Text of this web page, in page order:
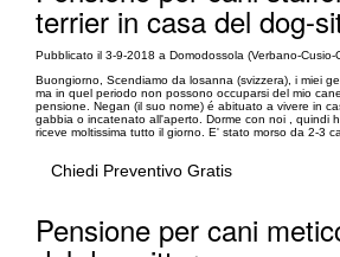
terrier in casa del dog-
Pubblicato il 3-9-2018 a Domodossola (Verbano-Cusio-
Buongiorno, Scendiamo da losanna (svizzera), i miei
ma in quel periodo non possono occuparsi del mio
pensione. Negan (il suo nome) é abituato a vivere in
gabbia o incatenato all'aperto. Dorme con noi , quindi
riceve moltissima tutto il giorno. E' stato morso da 2-3
Chiedi Preventivo Gratis
Pensione per cani